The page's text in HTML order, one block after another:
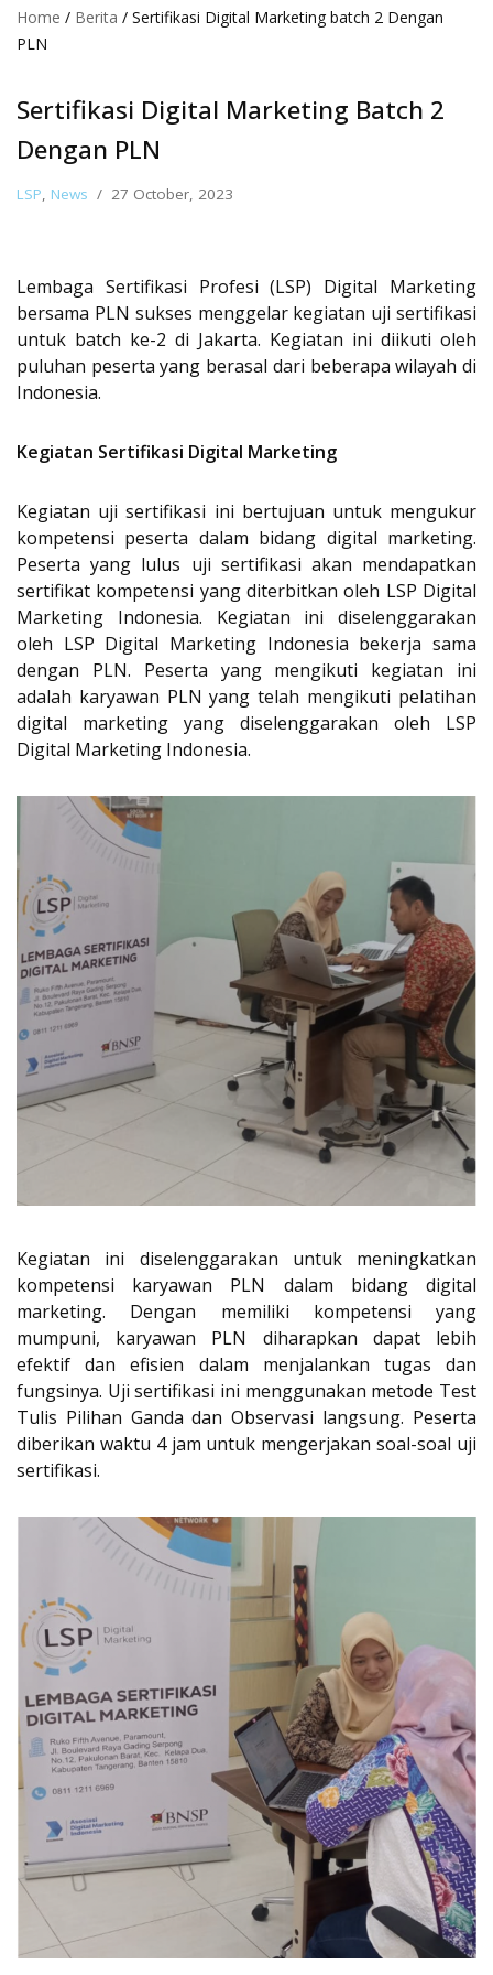
Home / Berita / Sertifikasi Digital Marketing batch 2 Dengan
PLN
Sertifikasi Digital Marketing Batch 2
Dengan PLN
LSP, News 27 October, 2023
Lembaga Sertifikasi Profesi (LSP) Digital Marketing
bersama PLN sukses menggelar kegiatan uji sertifikasi
untuk batch ke-2 di Jakarta. Kegiatan ini diikuti oleh
puluhan peserta yang berasal dari beberapa wilayah di
Indonesia.
Kegiatan Sertifikasi Digital Marketing
Kegiatan uji sertifikasi ini bertujuan untuk mengukur
kompetensi peserta dalam bidang digital marketing.
Peserta yang lulus uji sertifikasi akan mendapatkan
sertifikat kompetensi yang diterbitkan oleh LSP Digital
Marketing Indonesia. Kegiatan ini diselenggarakan
oleh LSP Digital Marketing Indonesia bekerja sama
dengan PLN. Peserta yang mengikuti kegiatan ini
adalah karyawan PLN yang telah mengikuti pelatihan
digital marketing yang diselenggarakan oleh LSP
Digital Marketing Indonesia.
Kegiatan ini diselenggarakan untuk meningkatkan
kompetensi karyawan PLN dalam bidang digital
marketing. Dengan memiliki kompetensi yang
mumpuni, karyawan PLN diharapkan dapat lebih
efektif dan efisien dalam menjalankan tugas dan
fungsinya. Uji sertifikasi ini menggunakan metode Test
Tulis Pilihan Ganda dan Observasi langsung. Peserta
diberikan waktu 4 jam untuk mengerjakan soal-soal uji
sertifikasi.